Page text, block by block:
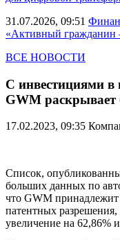
31.07.2026, 09:51
«Активный гражданин
ВСЕ НОВОСТИ
С инвестициями в
GWM раскрывает
17.02.2023, 09:35
Cписок,
больших данных по
что GWM
патентных
увеличение на 62,86%